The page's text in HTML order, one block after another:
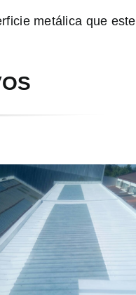
metálica que